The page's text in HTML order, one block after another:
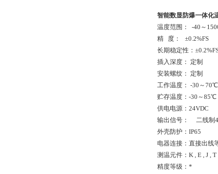
智能数显防爆一体化
温度范围： -40～
精 度： ±0.2%FS
长期稳定性：
插入深度： 定制
安装螺纹： 定制
工作温度： -30～70℃
贮存温度：-30～85℃
供电电源：24VDC
输出信号： 二线制4
外壳防护：IP65
电器连接：直接出线
测温元件：K , E , J ,
精度等级：*